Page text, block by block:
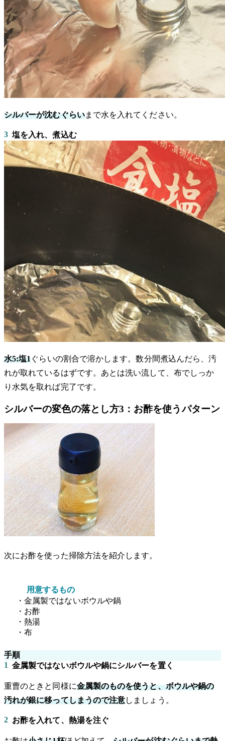
シルバーが沈むぐらいまで水を入れてください。
3 塩を入れ、煮込む
水5:塩1ぐらいの割合で溶かします。数分間煮込んだら、汚
れが取れているはずです。あとは洗い流して、布でしっか
り水気を取れば完了です。
シルバーの変色の落とし方3：お酢を使うパターン
次にお酢を使った掃除方法を紹介します。
用意するもの
・金属製ではないボウルや鍋
・お酢
・熱湯
・布
手順
1 金属製ではないボウルや鍋にシルバーを置く
重曹のときと同様に金属製のものを使うと、ボウルや鍋の
汚れが銀に移ってしまうので注意しましょう。
2 お酢を入れて、熱湯を注ぐ